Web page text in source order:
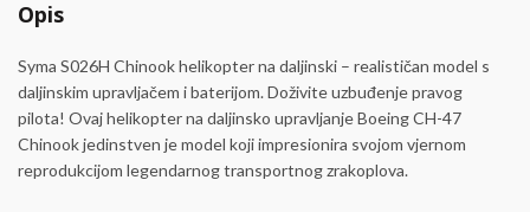
Opis
Syma S026H Chinook helikopter na daljinski – realističan model s
daljinskim upravljačem i baterijom. Doživite uzbuđenje pravog
pilota! Ovaj helikopter na daljinsko upravljanje Boeing CH-47
Chinook jedinstven je model koji impresionira svojom vjernom
reprodukcijom legendarnog transportnog zrakoplova.